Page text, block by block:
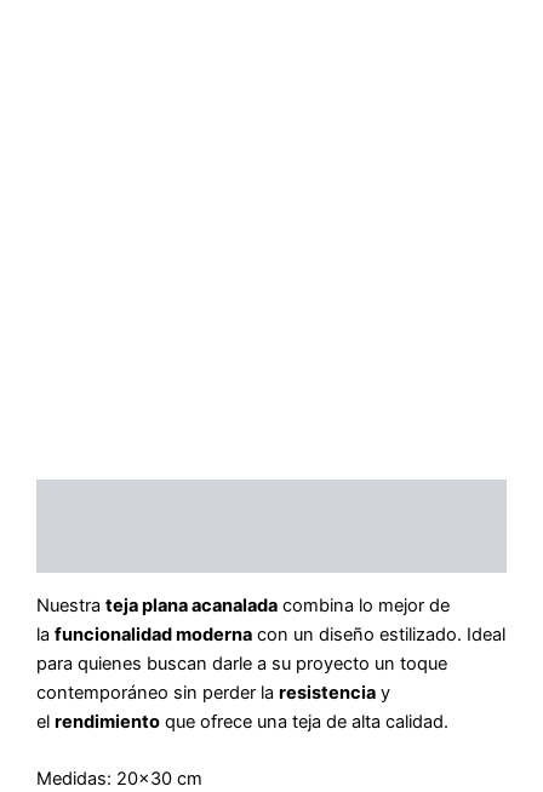
Nuestra teja plana acanalada combina lo mejor de
la funcionalidad moderna con un diseño estilizado. Ideal
para quienes buscan darle a su proyecto un toque
contemporáneo sin perder la resistencia y
el rendimiento que ofrece una teja de alta calidad.
Medidas: 20×30 cm